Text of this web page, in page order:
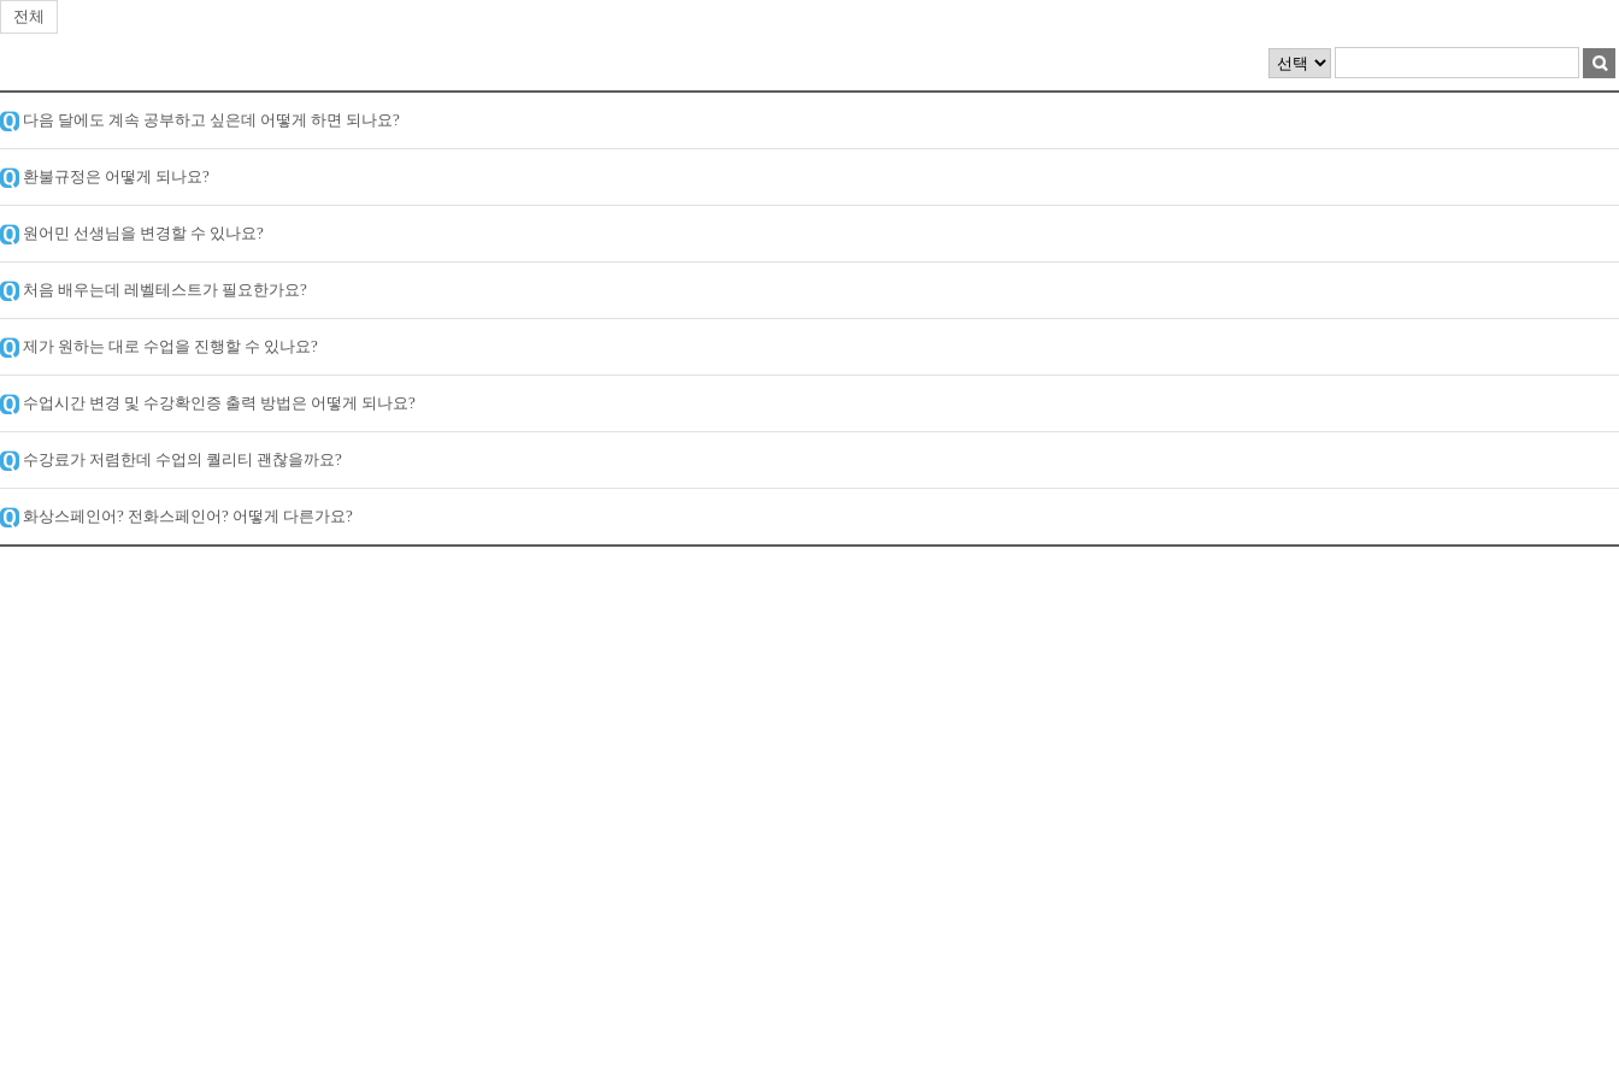
전체
다음 달에도 계속 공부하고 싶은데 어떻게 하면 되나요?
환불규정은 어떻게 되나요?
원어민 선생님을 변경할 수 있나요?
처음 배우는데 레벨테스트가 필요한가요?
제가 원하는 대로 수업을 진행할 수 있나요?
수업시간 변경 및 수강확인증 출력 방법은 어떻게 되나요?
수강료가 저렴한데 수업의 퀄리티 괜찮을까요?
화상스페인어? 전화스페인어? 어떻게 다른가요?